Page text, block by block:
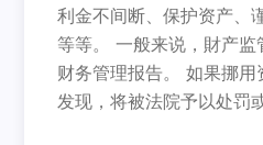
利金不间断、保护资产、
等等。 一般来说，財产监
财务管理报告。 如果挪用
发现，将被法院予以处罚